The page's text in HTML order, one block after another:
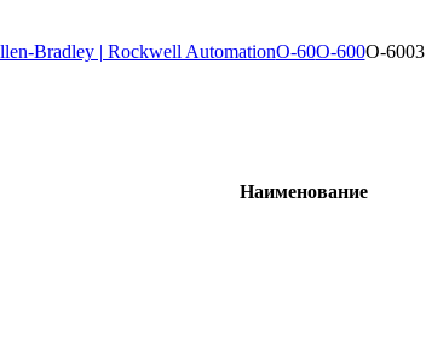
Bradley | Rockwell AutomationO-60O-600O-6003
Наименование